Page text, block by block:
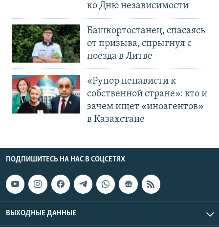
ко Дню независимости
Башкортостанец, спасаясь
от призыва, спрыгнул с
поезда в Литве
«Рупор ненависти к
собственной стране»: кто и
зачем ищет «иноагентов»
в Казахстане
ПОДПИШИТЕСЬ НА НАС В СОЦСЕТЯХ
ВЫХОДНЫЕ ДАННЫЕ